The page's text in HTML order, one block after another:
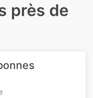
près de